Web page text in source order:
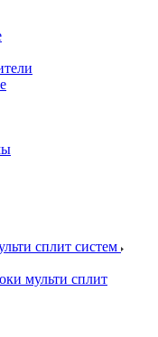
сплит систем
мульти сплит